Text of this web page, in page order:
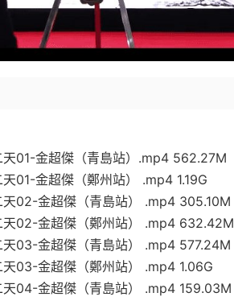
01-金超傑（青島站）.mp4 562.27M
01-金超傑（鄭州站） .mp4 1.19G
天02-金超傑（青島站） .mp4 305.10M
天02-金超傑（鄭州站） .mp4 632.42M
天03-金超傑（青島站） .mp4 577.24M
03-金超傑（鄭州站） .mp4 1.06G
天04-金超傑（青島站） .mp4 159.03M